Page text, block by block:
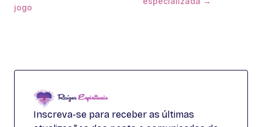
jogo
Inscreva-se para receber as últimas